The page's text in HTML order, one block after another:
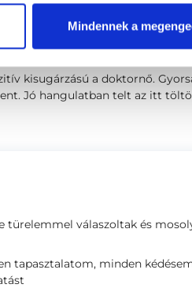
Mindennek a
kisugárzású a doktornő.
Jó hangulatban telt az itt
türelemmel válaszoltak és
tapasztalatom, minden